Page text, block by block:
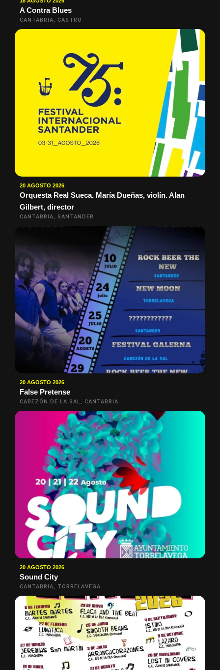
A Contra Blues
CANTABRIA, CASTRO
20 AGOSTO 2026
Orquesta Real Sueca. María Dueñas, violín. Alan
Gilbert, director
CANTABRIA, SANTANDER
20 AGOSTO 2026
False Pretense
CABEZÓN DE LA SAL, CANTABRIA
20 AGOSTO 2026
Sound City
CANTABRIA, TORRELAVEGA